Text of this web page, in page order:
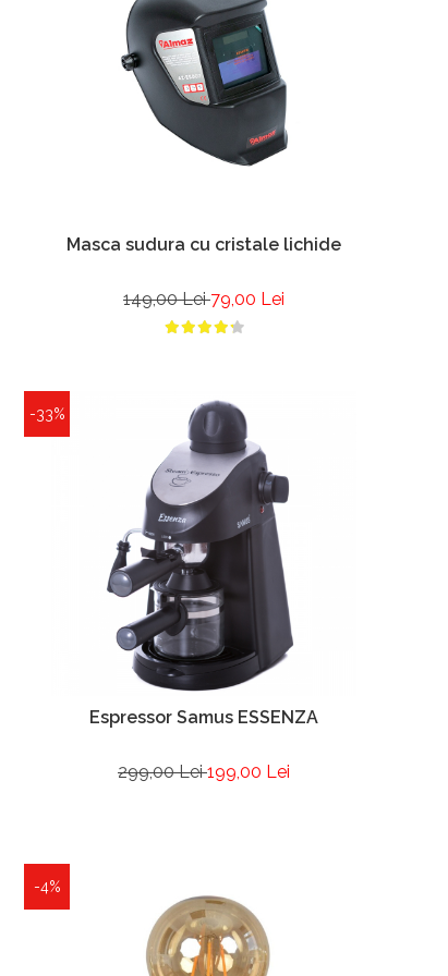
Masca sudura cu cristale lichide
149,00 Lei79,00 Lei
-33%
Espressor Samus ESSENZA
299,00 Lei199,00 Lei
-4%